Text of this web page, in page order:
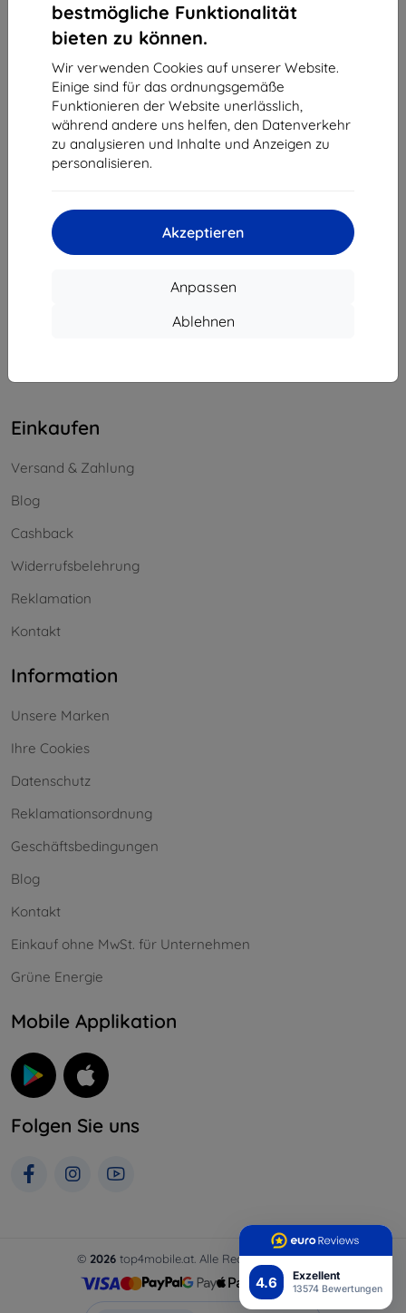
4.6 Exzellent
13574 Bewertungen
bestmögliche Funktionalität
bieten zu können.
Wir verwenden Cookies auf unserer Website.
Einige sind für das ordnungsgemäße
Funktionieren der Website unerlässlich,
während andere uns helfen, den Datenverkehr
zu analysieren und Inhalte und Anzeigen zu
personalisieren.
Akzeptieren
Anpassen
Ablehnen
Shield-Sk s.r.o.
Ulica Rudolfa Mocka 3750/2A
841 04 Bratislava
Unternehmens-ID:46701494
USt-IdNr.:SK2023549671
info@top4mobile.eu
Einkaufen
Versand & Zahlung
Blog
Cashback
Widerrufsbelehrung
Reklamation
Kontakt
Information
Unsere Marken
Ihre Cookies
Datenschutz
Reklamationsordnung
Geschäftsbedingungen
Blog
Kontakt
Einkauf ohne MwSt. für Unternehmen
Grüne Energie
Mobile Applikation
Folgen Sie uns
© 2026top4mobile.at. Alle Rechte vorbehalten.